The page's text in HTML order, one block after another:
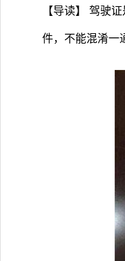
【导读】 驾驶
件，不能混淆一